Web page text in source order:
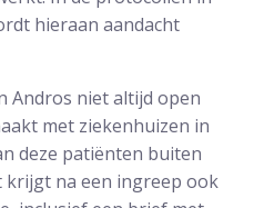
hieraan aandacht
Andros niet altijd open
met ziekenhuizen in
deze patiënten buiten
na een ingreep ook